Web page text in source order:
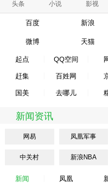
头条 小说 影视
百度 新浪
微博 天猫
起点 QQ空间
赶集 百姓网
国美 去哪儿
新闻资讯
网易 凤凰军事
中关村 新浪NBA
新闻 凤凰